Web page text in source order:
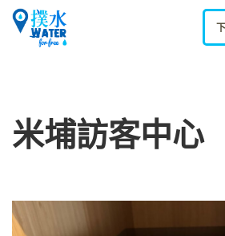
下載應用
網誌
ENGLISH
米埔訪客中心